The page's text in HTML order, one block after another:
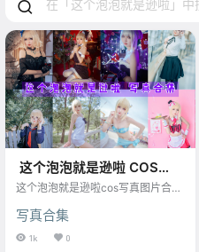
这个泡泡就是逊啦 COS全
套写真图包及视频合集[20
套][持续更新]
这个泡泡就是逊啦cos写真图片合
精！甜美又带点小坏的她，这次又
这个泡泡就是逊啦穿上黑贞德战服
写真合集
1k 0